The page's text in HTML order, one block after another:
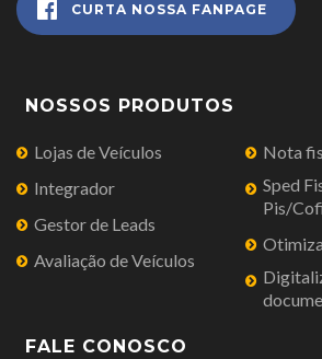
CURTA NOSSA FANPAGE
NOSSOS PRODUTOS
Lojas de Veículos
Integrador
Gestor de Leads
Avaliação de Veículos
Nota
Sped
Pis/
FALE CONOSCO